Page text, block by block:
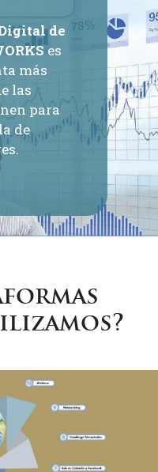
de
es
más
las
para
de